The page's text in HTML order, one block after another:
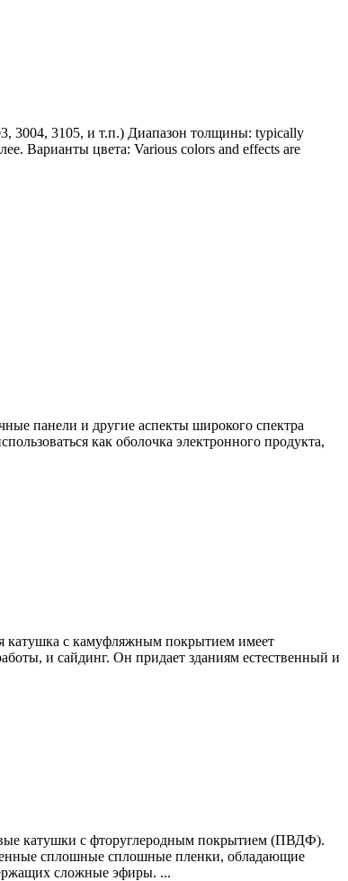
3004, 3105, и т.п.) Диапазон толщины: typically
Варианты цвета: Various colors and effects are
панели и другие аспекты широкого спектра
как оболочка электронного продукта,
катушка с камуфляжным покрытием имеет
и сайдинг. Он придает зданиям естественный и
катушки с фторуглеродным покрытием (ПВДФ).
сплошные сплошные пленки, обладающие
сложные эфиры. ...